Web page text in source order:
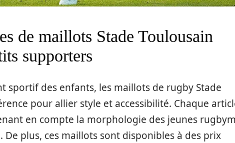
de maillots Stade Toulousain
supporters
sportif des enfants, les maillots de rugby Stade
pour allier style et accessibilité. Chaque
en compte la morphologie des jeunes
De plus, ces maillots sont disponibles à des prix